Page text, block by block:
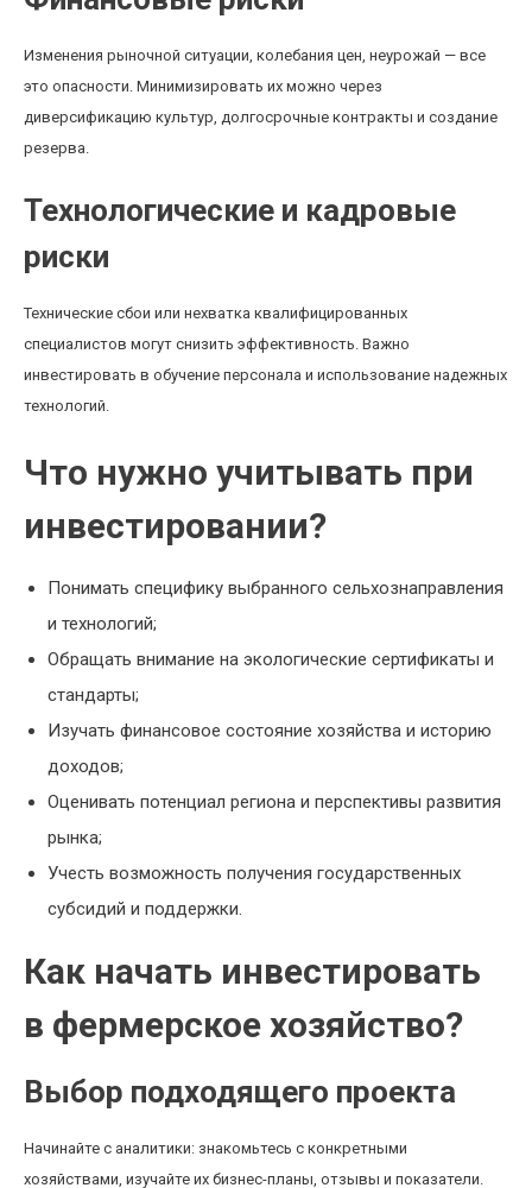
Изменения рыночной ситуации, колебания цен, неурожай — все
это опасности. Минимизировать их можно через
диверсификацию культур, долгосрочные контракты и создание
резерва.
Технологические и кадровые
риски
Технические сбои или нехватка квалифицированных
специалистов могут снизить эффективность. Важно
инвестировать в обучение персонала и использование надежных
технологий.
Что нужно учитывать при
инвестировании?
Понимать специфику выбранного сельхознаправления
и технологий;
Обращать внимание на экологические сертификаты и
стандарты;
Изучать финансовое состояние хозяйства и историю
доходов;
Оценивать потенциал региона и перспективы развития
рынка;
Учесть возможность получения государственных
субсидий и поддержки.
Как начать инвестировать
в фермерское хозяйство?
Выбор подходящего проекта
Начинайте с аналитики: знакомьтесь с конкретными
хозяйствами, изучайте их бизнес-планы, отзывы и показатели.